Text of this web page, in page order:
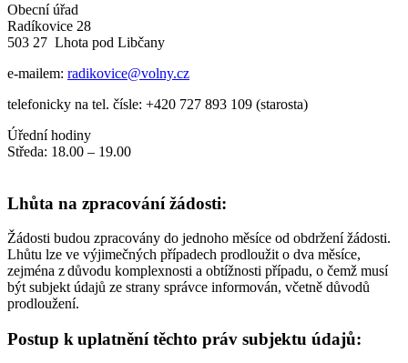
Obecní úřad
Radíkovice 28
503 27 Lhota pod Libčany
e-mailem: radikovice@volny.cz
telefonicky na tel. čísle: +420 727 893 109 (starosta)
Úřední hodiny
Středa: 18.00 – 19.00
Lhůta na zpracování žádosti:
Žádosti budou zpracovány do jednoho měsíce od obdržení žádosti.
Lhůtu lze ve výjimečných případech prodloužit o dva měsíce,
zejména z důvodu komplexnosti a obtížnosti případu, o čemž musí
být subjekt údajů ze strany správce informován, včetně důvodů
prodloužení.
Postup k uplatnění těchto práv subjektu údajů: